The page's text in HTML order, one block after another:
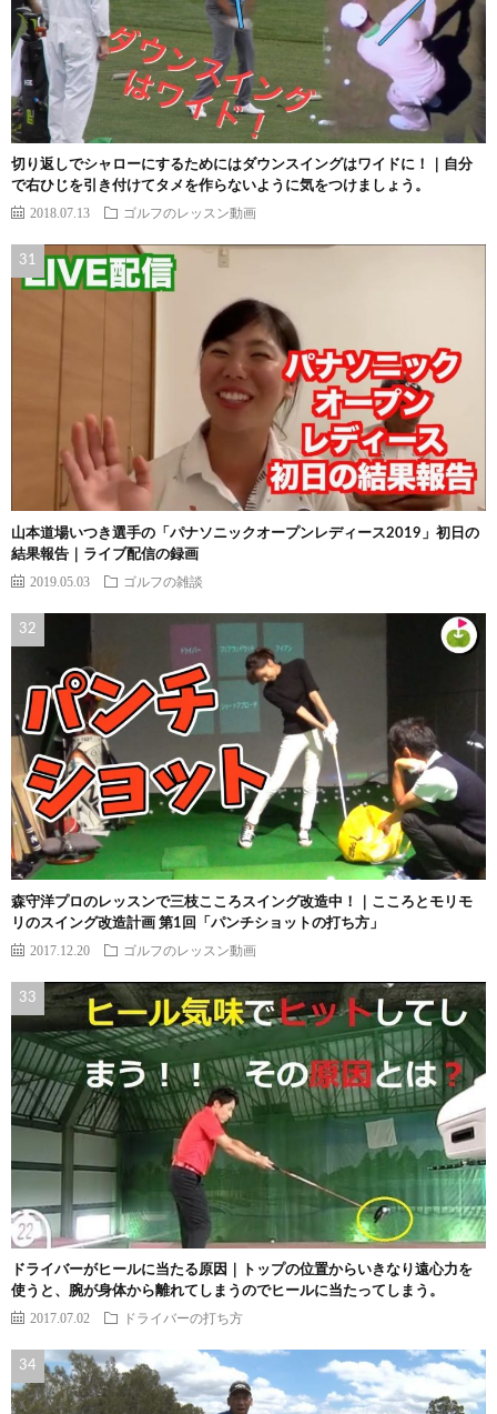
切り返しでシャローにするためにはダウンスイングはワイドに！｜自分
で右ひじを引き付けてタメを作らないように気をつけましょう。
2018.07.13 ゴルフのレッスン動画
山本道場いつき選手の「パナソニックオープンレディース2019」初日の
結果報告｜ライブ配信の録画
2019.05.03 ゴルフの雑談
森守洋プロのレッスンで三枝こころスイング改造中！｜こころとモリモ
リのスイング改造計画 第1回「パンチショットの打ち方」
2017.12.20 ゴルフのレッスン動画
ドライバーがヒールに当たる原因｜トップの位置からいきなり遠心力を
使うと、腕が身体から離れてしまうのでヒールに当たってしまう。
2017.07.02 ドライバーの打ち方